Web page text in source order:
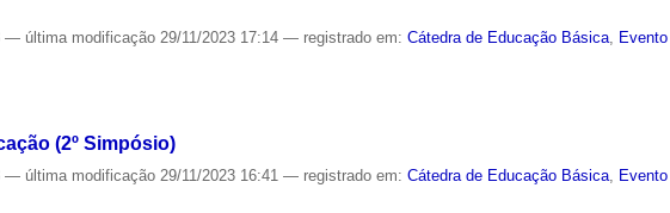
— última modificação 29/11/2023 17:14— registrado em:Cátedra de Educação Básica, Evento
(2º Simpósio)
— última modificação 29/11/2023 16:41— registrado em:Cátedra de Educação Básica
Evento